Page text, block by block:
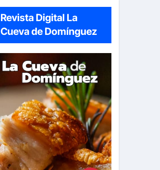
Revista Digital La
Cueva de Domínguez